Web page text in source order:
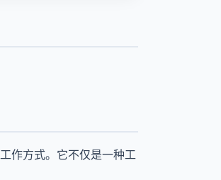
作方式。它不仅是一种工